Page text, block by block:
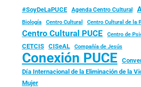
#SoyDeLaPUCE Agenda Centro Cultural
Biología
Centro Cultural Centro Cultural de la
Centro Cultural PUCE Centro de
CETCIS CISeAL Compañía de Jesús
Conexión PUCE
Día Internacional de la Eliminación de la
Mujer